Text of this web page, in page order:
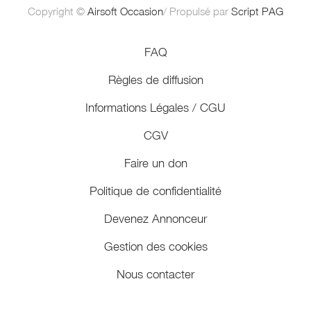
Copyright © Airsoft Occasion/ Propulsé par Script PAG
FAQ
Règles de diffusion
Informations Légales / CGU
CGV
Faire un don
Politique de confidentialité
Devenez Annonceur
Gestion des cookies
Nous contacter